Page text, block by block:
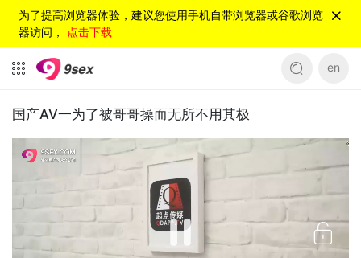
为了提高浏览器体验，建议您使用手机自带浏览器或谷歌浏览
器访问， 点击下载
en
国产AV一为了被哥哥操而无所不用其极